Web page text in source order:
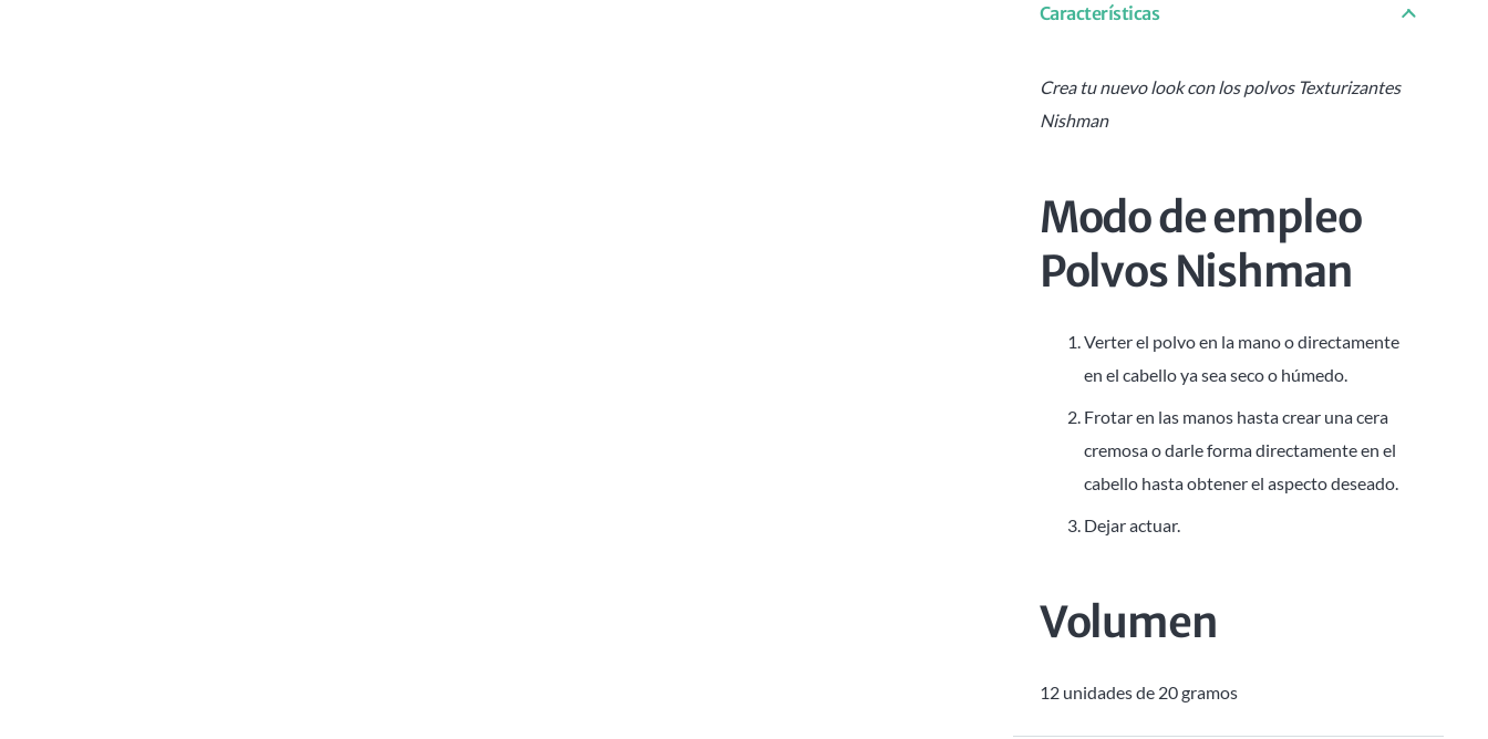
Características
Crea tu nuevo look con los polvos Texturizantes
Nishman
Modo de empleo
Polvos Nishman
Verter el polvo en la mano o directamente
en el cabello ya sea seco o húmedo.
Frotar en las manos hasta crear una cera
cremosa o darle forma directamente en el
cabello hasta obtener el aspecto deseado.
Dejar actuar.
Volumen
12 unidades de 20 gramos